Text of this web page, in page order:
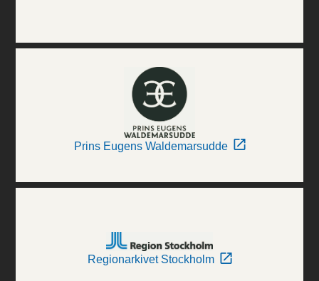
Prins Eugens Waldemarsudde
Regionarkivet Stockholm